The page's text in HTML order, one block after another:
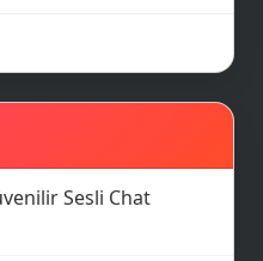
Sesli Chat